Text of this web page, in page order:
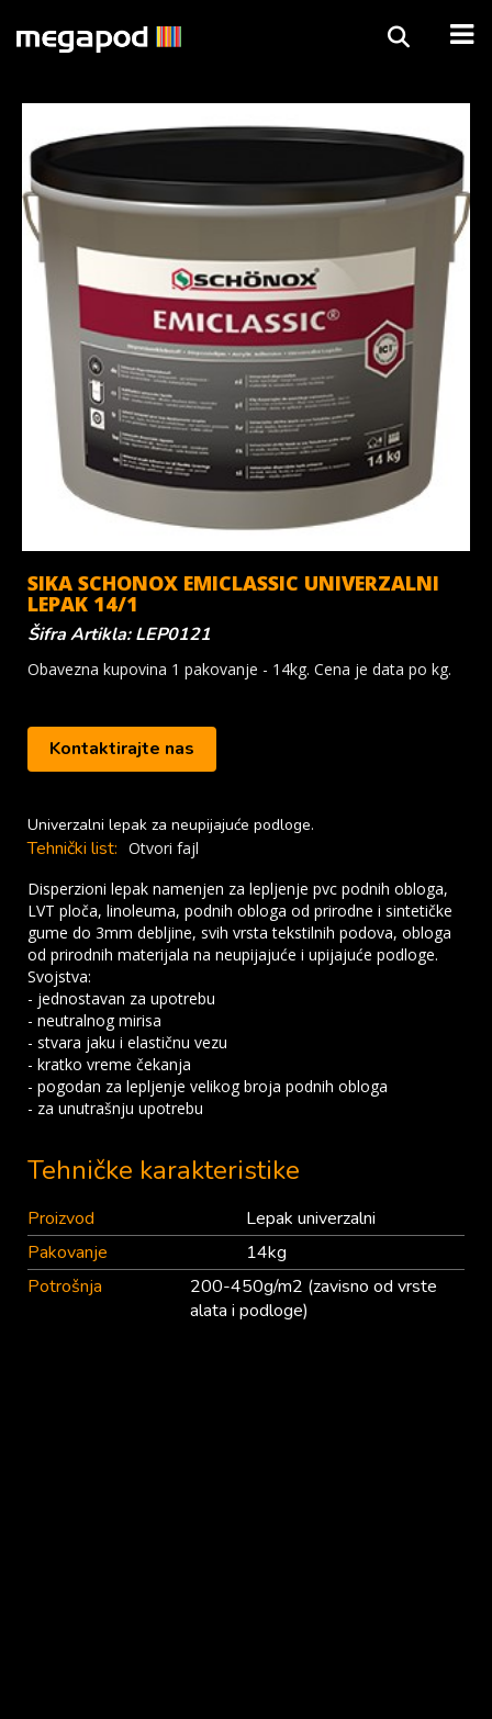
SIKA SCHONOX EMICLASSIC UNIVERZALNI
LEPAK 14/1
Šifra Artikla: LEP0121
Obavezna kupovina 1 pakovanje - 14kg. Cena je data po kg.
Kontaktirajte nas
Univerzalni lepak za neupijajuće podloge.
Tehnički list: Otvori fajl
Disperzioni lepak namenjen za lepljenje pvc podnih obloga,
LVT ploča, linoleuma, podnih obloga od prirodne i sintetičke
gume do 3mm debljine, svih vrsta tekstilnih podova, obloga
od prirodnih materijala na neupijajuće i upijajuće podloge.
Svojstva:
- jednostavan za upotrebu
- neutralnog mirisa
- stvara jaku i elastičnu vezu
- kratko vreme čekanja
- pogodan za lepljenje velikog broja podnih obloga
- za unutrašnju upotrebu
Tehničke karakteristike
Proizvod
Lepak univerzalni
Pakovanje
14kg
Potrošnja
200-450g/m2 (zavisno od vrste
alata i podloge)